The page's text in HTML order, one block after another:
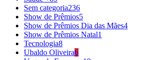
Sem categoria236
Show de Prêmios5
Show de Prêmios Dia das Mães4
Show de Prêmios Natal1
Tecnologia8
Ubaldo Oliveira6